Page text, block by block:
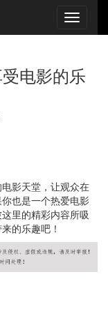
电影的乐
影天堂，让观众在
也是一个热爱电影
里的精彩内容所吸
的乐趣吧！